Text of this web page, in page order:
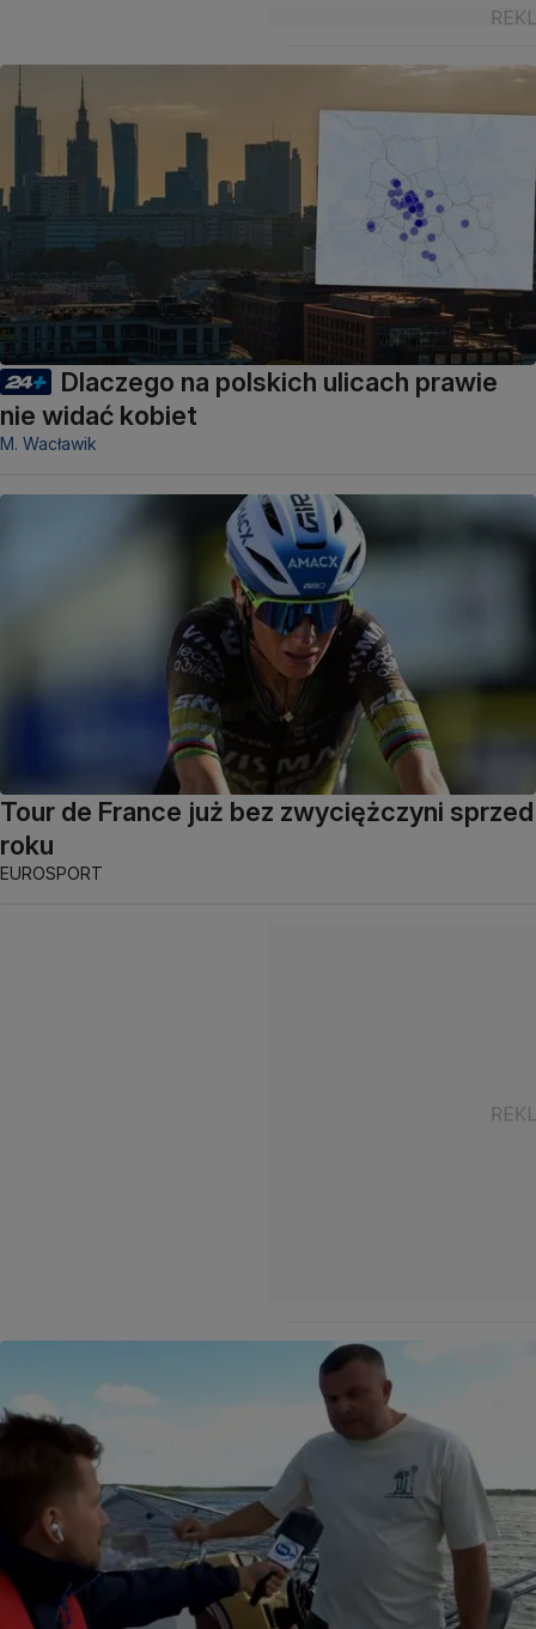
Dlaczego na polskich ulicach prawie
nie widać kobiet
M. Wacławik
Tour de France już bez zwyciężczyni sprzed
roku
EUROSPORT